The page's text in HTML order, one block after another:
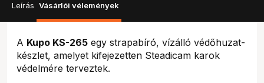
Leírás Vásárlói vélemények
A Kupo KS-265 egy strapabíró, vízálló védőhuzat-
készlet, amelyet kifejezetten Steadicam karok
védelmére terveztek.